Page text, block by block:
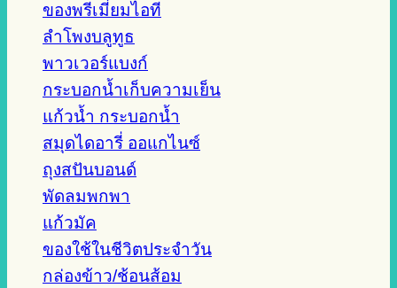
ของพรีเมี่ยมไอที
ลำโพงบลูทูธ
พาวเวอร์แบงก์
กระบอกน้ำเก็บความเย็น
แก้วน้ำ กระบอกน้ำ
สมุดไดอารี่ ออแกไนซ์
ถุงสปันบอนด์
พัดลมพกพา
แก้วมัค
ของใช้ในชีวิตประจำวัน
กล่องข้าว/ช้อนส้อม